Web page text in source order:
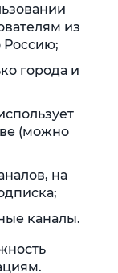
из
Россию;
города и
(можно
на
каналы.